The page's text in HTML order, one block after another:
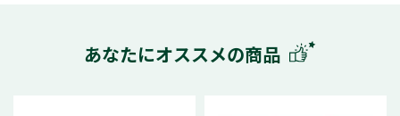
あなたにオススメの商品